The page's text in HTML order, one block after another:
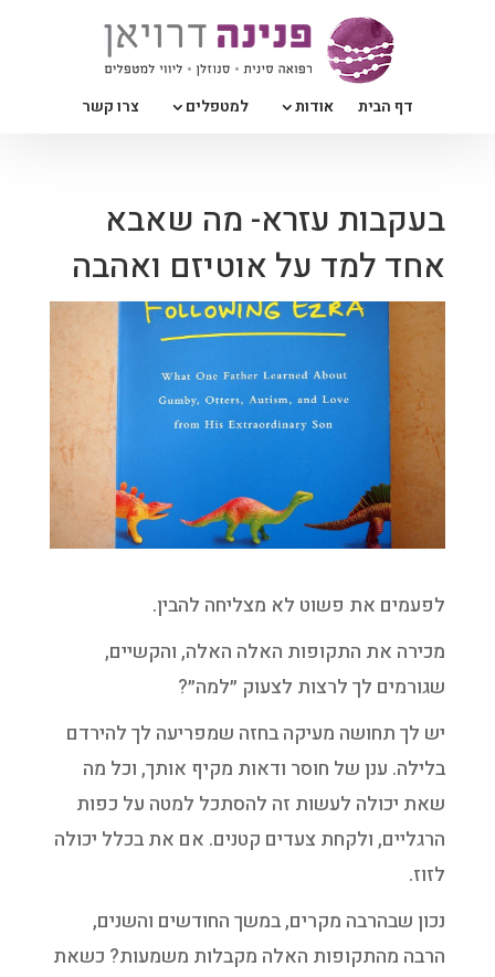
דף הבית אודות למטפלים צרו קשר
בעקבות עזרא- מה שאבא
אחד למד על אוטיזם ואהבה
לפעמים את פשוט לא מצליחה להבין.
מכירה את התקופות האלה האלה, והקשיים,
שגורמים לך לרצות לצעוק ״למה״?
יש לך תחושה מעיקה בחזה שמפריעה לך להירדם
בלילה. ענן של חוסר ודאות מקיף אותך, וכל מה
שאת יכולה לעשות זה להסתכל למטה על כפות
הרגליים, ולקחת צעדים קטנים. אם את בכלל יכולה
לזוז.
נכון שבהרבה מקרים, במשך החודשים והשנים,
הרבה מהתקופות האלה מקבלות משמעות? כשאת